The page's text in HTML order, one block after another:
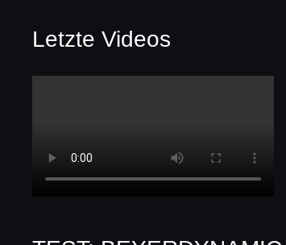
Letzte Videos